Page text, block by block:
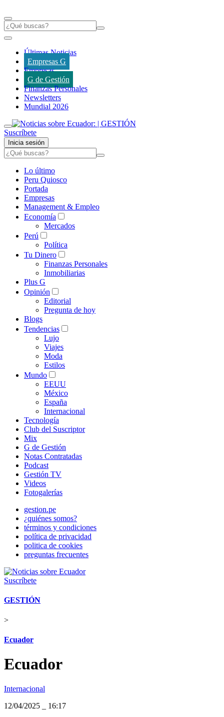
Últimas Noticias
Empresas G
Empresas
G de Gestión
Finanzas Personales
Newsletters
Mundial 2026
Suscríbete
Inicia sesión
Lo último
Peru Quiosco
Portada
Empresas
Management & Empleo
Economía
Mercados
Perú
Política
Tu Dinero
Finanzas Personales
Inmobiliarias
Plus G
Opinión
Editorial
Pregunta de hoy
Blogs
Tendencias
Lujo
Viajes
Moda
Estilos
Mundo
EEUU
México
España
Internacional
Tecnología
Club del Suscriptor
Mix
G de Gestión
Notas Contratadas
Podcast
Gestión TV
Videos
Fotogalerías
gestion.pe
¿quiénes somos?
términos y condiciones
política de privacidad
politica de cookies
preguntas frecuentes
Suscríbete
GESTIÓN
>
Ecuador
Ecuador
Internacional
12/04/2025
16:17